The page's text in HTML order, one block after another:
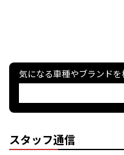
気になる車種やブランドを
スタッフ通信